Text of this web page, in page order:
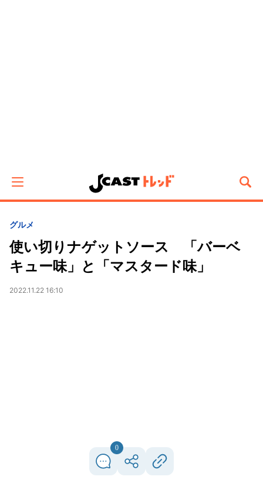
グルメ
使い切りナゲットソース 「バーベ
キュー味」と「マスタード味」
2022.11.22 16:10
0